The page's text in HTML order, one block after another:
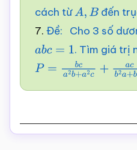
cách từA,B đến
7. Đề: Cho 3 số
abc =1
. Tìm giá
P=bc a2b+a2 c+ acb